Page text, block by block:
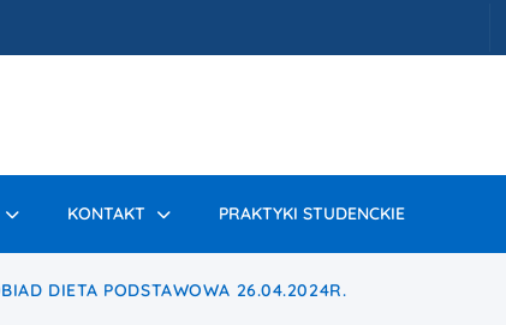
KONTAKT PRAKTYKI STUDENCKIE
DIETA PODSTAWOWA 26.04.2024R.